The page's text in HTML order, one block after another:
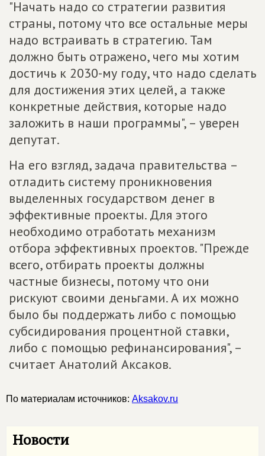
"Начать надо со стратегии развития
страны, потому что все остальные меры
надо встраивать в стратегию. Там
должно быть отражено, чего мы хотим
достичь к 2030-му году, что надо сделать
для достижения этих целей, а также
конкретные действия, которые надо
заложить в наши программы", – уверен
депутат.
На его взгляд, задача правительства –
отладить систему проникновения
выделенных государством денег в
эффективные проекты. Для этого
необходимо отработать механизм
отбора эффективных проектов. "Прежде
всего, отбирать проекты должны
частные бизнесы, потому что они
рискуют своими деньгами. А их можно
было бы поддержать либо с помощью
субсидирования процентной ставки,
либо с помощью рефинансирования", –
считает Анатолий Аксаков.
По материалам источников: Aksakov.ru
Новости